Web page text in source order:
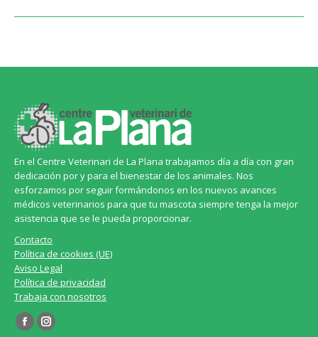
En el Centre Veterinari de La Plana trabajamos día a día con gran
dedicación por y para el bienestar de los animales. Nos
esforzamos por seguir formándonos en los nuevos avances
médicos veterinarios para que tu mascota siempre tenga la mejor
asistencia que se le pueda proporcionar.
Contacto
Política de cookies (UE)
Aviso Legal
Política de privacidad
Trabaja con nosotros
Encuéntranos en:
FacebookInstagram